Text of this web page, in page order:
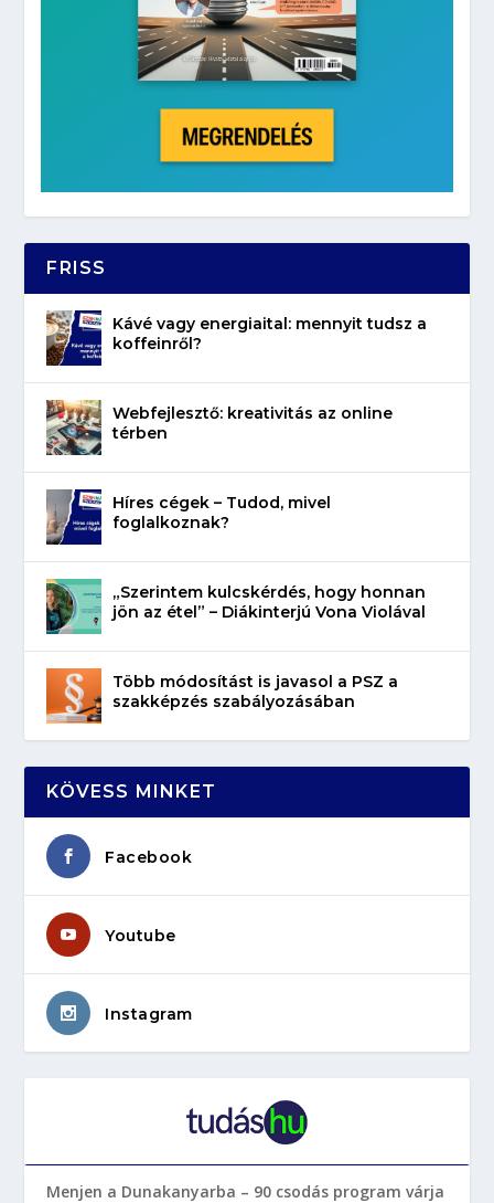
FRISS
Kávé vagy energiaital: mennyit tudsz a
koffeinről?
Webfejlesztő: kreativitás az online
térben
Híres cégek – Tudod, mivel
foglalkoznak?
„Szerintem kulcskérdés, hogy honnan
jön az étel” – Diákinterjú Vona Violával
Több módosítást is javasol a PSZ a
szakképzés szabályozásában
KÖVESS MINKET
Facebook
Youtube
Instagram
Menjen a Dunakanyarba – 90 csodás program várja